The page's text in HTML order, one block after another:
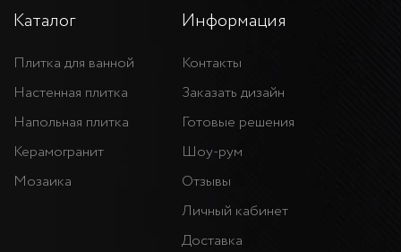
Каталог
Плитка для ванной
Настенная плитка
Напольная плитка
Керамогранит
Мозаика
Информация
Контакты
Заказать дизайн
Готовые решения
Шоу-рум
Отзывы
Личный кабинет
Доставка